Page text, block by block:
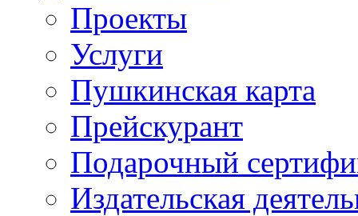
Проекты
Услуги
Пушкинская карта
Прейскурант
Подарочный
Издательская